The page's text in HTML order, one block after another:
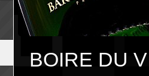
BOIRE DU